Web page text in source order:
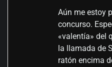
Aún me estoy
concurso.
«valentía» del
la llamada de
ratón encima